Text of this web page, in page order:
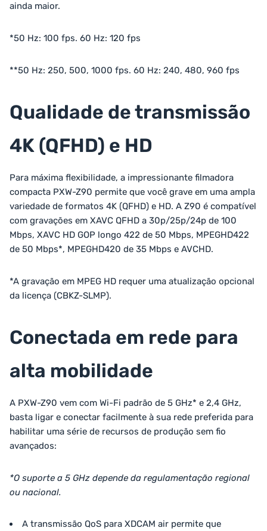
ainda maior.
*50 Hz: 100 fps. 60 Hz: 120 fps
**50 Hz: 250, 500, 1000 fps. 60 Hz: 240, 480, 960 fps
Qualidade de transmissão
4K (QFHD) e HD
Para máxima flexibilidade, a impressionante filmadora
compacta PXW-Z90 permite que você grave em uma ampla
variedade de formatos 4K (QFHD) e HD. A Z90 é compatível
com gravações em XAVC QFHD a 30p/25p/24p de 100
Mbps, XAVC HD GOP longo 422 de 50 Mbps, MPEGHD422
de 50 Mbps*, MPEGHD420 de 35 Mbps e AVCHD.
*A gravação em MPEG HD requer uma atualização opcional
da licença (CBKZ-SLMP).
Conectada em rede para
alta mobilidade
A PXW-Z90 vem com Wi-Fi padrão de 5 GHz* e 2,4 GHz,
basta ligar e conectar facilmente à sua rede preferida para
habilitar uma série de recursos de produção sem fio
avançados:
*O suporte a 5 GHz depende da regulamentação regional
ou nacional.
A transmissão QoS para XDCAM air permite que